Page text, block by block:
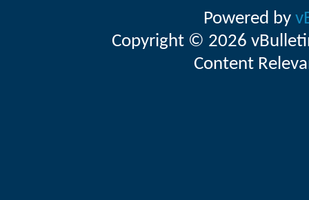
Powered by
Copyright © 2026
Content